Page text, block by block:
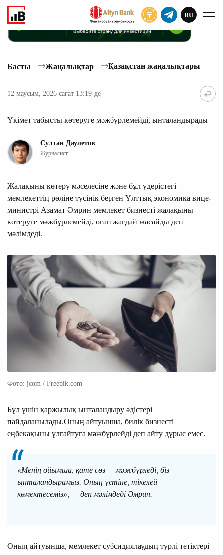
ЖАЗЫЛУ
RU
Басты Жаңалықтар Қазақстан жаңалықтары
12 маусым, 2026 сағат 13:19-де
Үкімет табысты көтеруге мәжбүрлемейді, ынталандырады
Султан Даулетов
Журналист
Жалақыны көтеру мәселесіне және бұл үдерістегі
мемлекеттің рөліне түсінік берген Ұлттық экономика вице-
министрі Азамат Әмрин мемлекет бизнесті жалақыны
көтеруге мәжбүрлемейді, оған жағдай жасайды деп
мәлімдеді.
Фото: jcom / Freepik.com
Бұл үшін қаржылық ынталандыру әдістері
пайдаланылады.Оның айтуынша, билік бизнесті
еңбекақыны ұлғайтуға мәжбүрлейді деп айту дұрыс емес.
«Менің ойымша, қате сөз — мәжбүрледі, біз
ынталандырамыз. Оның үстіне, тікелей
көмектесеміз», — деп мәлімдеді Әмрин.
Оның айтуынша, мемлекет субсидиялаудың түрлі тетіктері